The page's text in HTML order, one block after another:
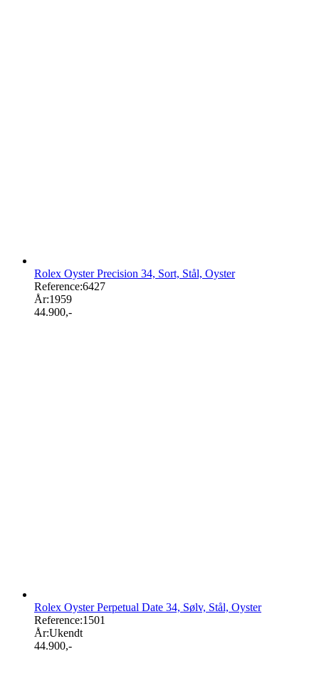
Rolex Oyster Precision 34, Sort, Stål, Oyster
Reference:6427
År:1959
44.900,-
Rolex Oyster Perpetual Date 34, Sølv, Stål, Oyster
Reference:1501
År:Ukendt
44.900,-